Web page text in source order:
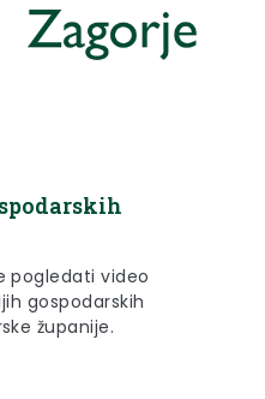
pogledati video
gospodarskih
županije.